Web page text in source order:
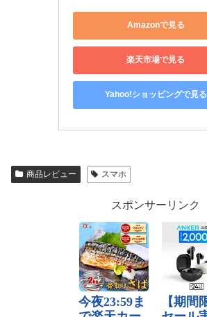
Amazonで見る
楽天市場で見る
Yahoo!ショッピングで見る
商品レビュー スマホ
スポンサーリンク